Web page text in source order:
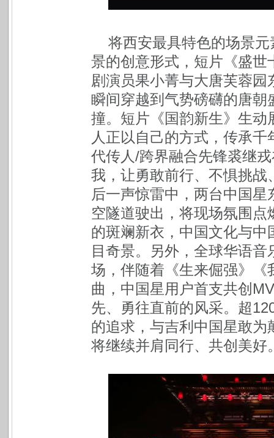
将西安最具特色的场景
景的创意形式，短片《盛
剧演员果小菁与大唐芙蓉
瞬间穿越到气势磅礴的唐
撞。短片《国韵新生》生
人正以自己的方式，传承
代传人/跨界融合先锋裘继
我，让勇敢前行、不惧挑
后一声惊雷中，两台中国
空隧道驶出，将现场氛围
的斑斓新衣，中国文化与中
目奇景。另外，全球华语音
场，伴随着《生来倔强》
曲，中国星用户首支共创
先、勇往直前的风采。超
的追求，与吉利中国星敢
将继续并肩同行、共创美好